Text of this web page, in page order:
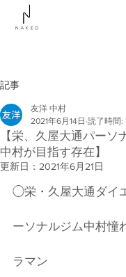
記事
【栄、久屋大通パーソ
中村が目指す存在】
友洋 中村
2021年6月14日 読了時間:
更新日： 2021年6月21日
◯栄・久屋大通ダイ
ーソナルジム中村憧
ラマン